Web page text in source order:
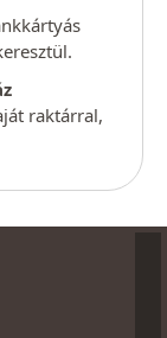
raktárral,